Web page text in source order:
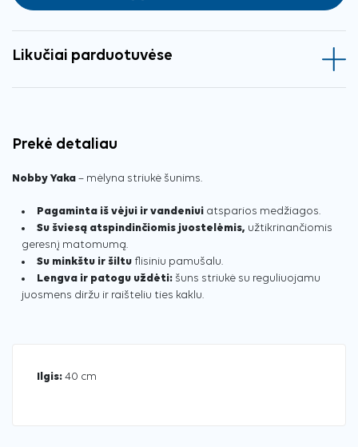
Likučiai parduotuvėse
Prekė detaliau
Nobby Yaka – mėlyna striukė šunims.
Pagaminta iš vėjui ir vandeniui atsparios medžiagos.
Su šviesą atspindinčiomis juostelėmis, užtikrinančiomis
geresnį matomumą.
Su minkštu ir šiltu flisiniu pamušalu.
Lengva ir patogu uždėti: šuns striukė su reguliuojamu
juosmens diržu ir raišteliu ties kaklu.
Ilgis: 40 cm